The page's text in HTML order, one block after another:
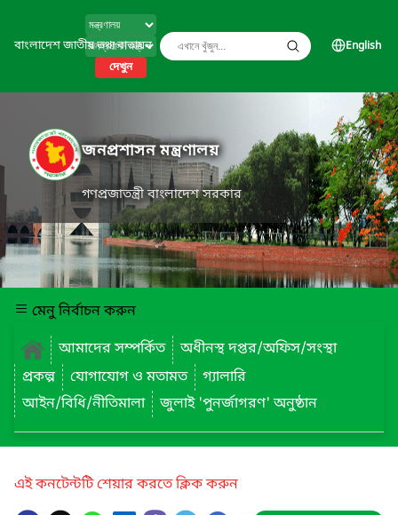
বাংলাদেশ জাতীয় তথ্য বাতায়ন
দেখুন
English
জনপ্রশাসন মন্ত্রণালয়
গণপ্রজাতন্ত্রী বাংলাদেশ সরকার
মেনু নির্বাচন করুন
আমাদের সম্পর্কিত
অধীনস্থ দপ্তর/অফিস/সংস্থা
প্রকল্প
যোগাযোগ ও মতামত
গ্যালারি
আইন/বিধি/নীতিমালা
জুলাই 'পুনর্জাগরণ' অনুষ্ঠান
এই কনটেন্টটি শেয়ার করতে ক্লিক করুন